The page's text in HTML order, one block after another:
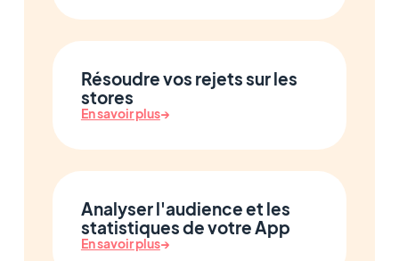
Résoudre vos rejets sur les
stores
En savoir plus→
Analyser l'audience et les
statistiques de votre App
En savoir plus→